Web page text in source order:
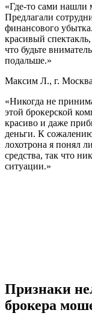
«Где-то сами нашли
Предлагали
финансового
красивый
что будьте
подальше.»
Максим Л., г.
«Никогда не
этой брокерской
красиво и даже
деньги. К
лохотрона я понял
средства, так что
ситуации.»
Признаки
брокера